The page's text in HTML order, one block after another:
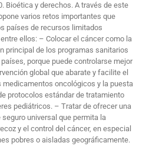
Bioética y derechos. A través de este
varios retos importantes que
países de recursos limitados
ellos: – Colocar el cáncer como la
principal de los programas sanitarios
porque puede controlarse mejor
global que abarate y facilite el
medicamentos oncológicos y la puesta
protocolos estándar de tratamiento
pediátricos. – Tratar de ofrecer una
seguro universal que permita la
y el control del cáncer, en especial
pobres o aisladas geográficamente.